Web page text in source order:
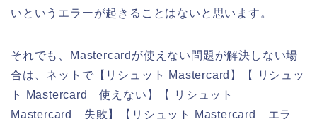
いというエラーが起きることはないと思います。
それでも、Mastercardが使えない問題が解決しない場
合は、ネットで【リシュット Mastercard】【 リシュッ
ト Mastercard 使えない】【 リシュット
Mastercard 失敗】【リシュット Mastercard エラ